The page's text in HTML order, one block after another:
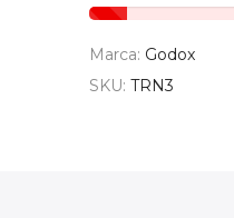
Marca: Godox
SKU: TRN3